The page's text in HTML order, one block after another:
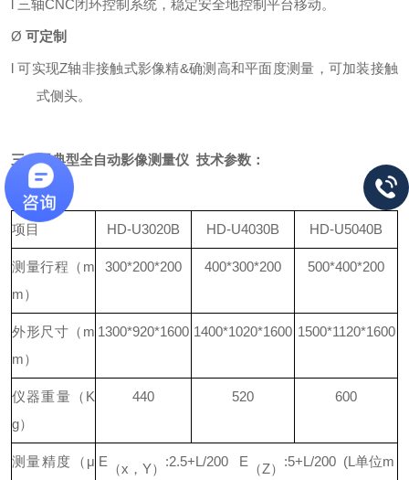
三轴CNC闭环控制系统，稳定安全地控制平台移动。
Ø 可定制
l可实现Z轴非接触式影像精&确测高和平面度测量，可加装接触
式侧头。
三、经典型全自动影像测量仪 技术参数：
项目 HD-U3020B HD-U4030B HD-U5040B
测量行程（m
m）
300*200*200 400*300*200 500*400*200
外形尺寸（ m
m）
1300*920*1600 1400*1020*1600 1500*1120*1600
仪器重量（ K
g）
440 520 600
测量精度（μ E （x，Y） :2.5+L/200 E （Z） :5+L/200 (L单位m